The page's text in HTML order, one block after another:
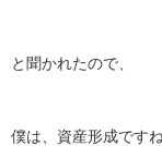
と聞かれたので、
僕は、資産形成ですね